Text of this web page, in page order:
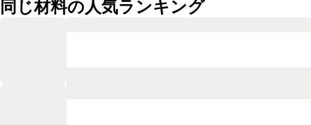
同じ材料の人気ランキング